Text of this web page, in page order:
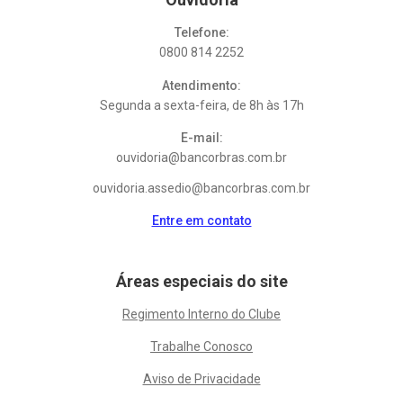
Telefone:
0800 814 2252
Atendimento:
Segunda a sexta-feira, de 8h às 17h
E-mail:
ouvidoria@bancorbras.com.br
ouvidoria.assedio@bancorbras.com.br
Entre em contato
Áreas especiais do site
Regimento Interno do Clube
Trabalhe Conosco
Aviso de Privacidade